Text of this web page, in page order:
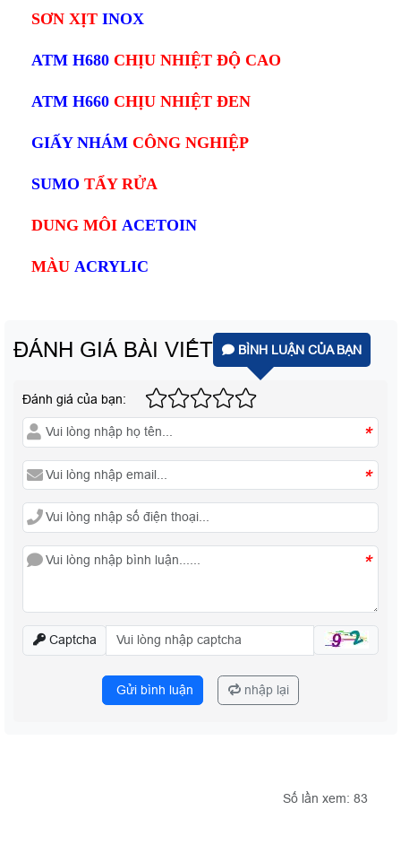
SƠN XỊT INOX
ATM H680 CHỊU NHIỆT ĐỘ CAO
ATM H660 CHỊU NHIỆT ĐEN
GIẤY NHÁM CÔNG NGHIỆP
SUMO TẨY RỬA
DUNG MÔI ACETOIN
MÀU ACRYLIC
ĐÁNH GIÁ BÀI VIẾT BÌNH LUẬN CỦA BẠN
Đánh giá của bạn:
*
*
*
Captcha
Gửi bình luận nhập lại
Số lần xem: 83